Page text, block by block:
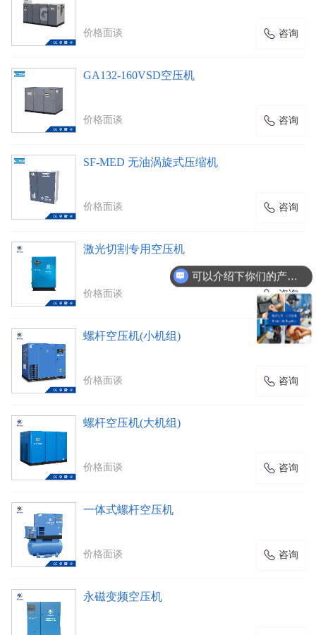
价格面谈 咨询
GA132-160VSD空压机
价格面谈 咨询
SF-MED 无油涡旋式压缩机
价格面谈 咨询
激光切割专用空压机
价格面谈 咨询
螺杆空压机(小机组)
价格面谈 咨询
螺杆空压机(大机组)
价格面谈 咨询
一体式螺杆空压机
价格面谈 咨询
永磁变频空压机
可以介绍下你们的产品么